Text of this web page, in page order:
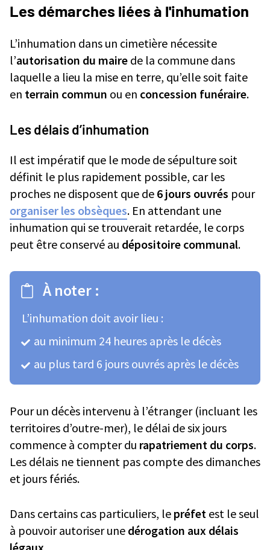
Les démarches liées à l'inhumation
L’inhumation dans un cimetière nécessite
l’autorisation du maire de la commune dans
laquelle a lieu la mise en terre, qu’elle soit faite
en terrain commun ou en concession funéraire.
Les délais d’inhumation
Il est impératif que le mode de sépulture soit
définit le plus rapidement possible, car les
proches ne disposent que de 6 jours ouvrés pour
organiser les obsèques. En attendant une
inhumation qui se trouverait retardée, le corps
peut être conservé au dépositoire communal.
À noter :
L’inhumation doit avoir lieu :
au minimum 24 heures après le décès
au plus tard 6 jours ouvrés après le décès
Pour un décès intervenu à l’étranger (incluant les
territoires d’outre-mer), le délai de six jours
commence à compter du rapatriement du corps.
Les délais ne tiennent pas compte des dimanches
et jours fériés.
Dans certains cas particuliers, le préfet est le seul
à pouvoir autoriser une dérogation aux délais